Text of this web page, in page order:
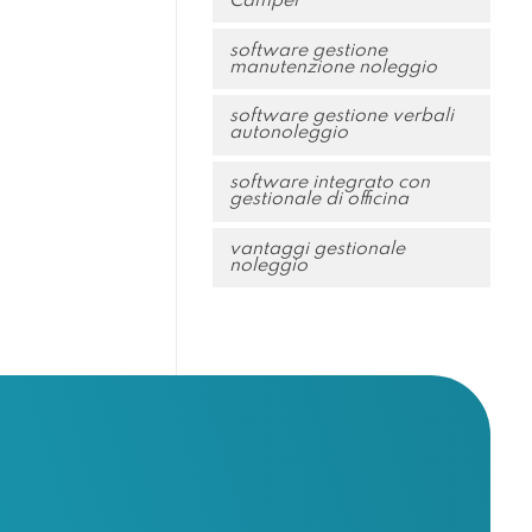
software gestione
manutenzione noleggio
software gestione verbali
autonoleggio
software integrato con
gestionale di officina
vantaggi gestionale
noleggio